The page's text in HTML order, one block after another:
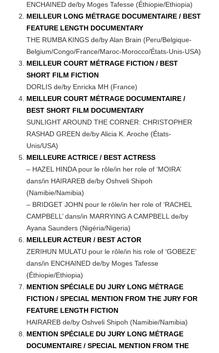
ENCHAINED de/by Moges Tafesse (Éthiopie/Ethiopia)
MEILLEUR LONG MÉTRAGE DOCUMENTAIRE / BEST
FEATURE LENGTH DOCUMENTARY
THE RUMBA KINGS de/by Alan Brain (Peru/Belgique-
Belgium/Congo/France/Maroc-Morocco/États-Unis-USA)
MEILLEUR COURT MÉTRAGE FICTION / BEST
SHORT FILM FICTION
DORLIS de/by Enricka MH (France)
MEILLEUR COURT MÉTRAGE DOCUMENTAIRE /
BEST SHORT FILM DOCUMENTARY
SUNLIGHT AROUND THE CORNER: CHRISTOPHER
RASHAD GREEN de/by Alicia K. Aroche (États-
Unis/USA)
MEILLEURE ACTRICE / BEST ACTRESS
– HAZEL HINDA pour le rôle/in her role of ‘MOIRA’
dans/in HAIRAREB de/by Oshveli Shipoh
(Namibie/Namibia)
– BRIDGET JOHN pour le rôle/in her role of ‘RACHEL
CAMPBELL’ dans/in MARRYING A CAMPBELL de/by
Ayana Saunders (Nigéria/Nigeria)
MEILLEUR ACTEUR / BEST ACTOR
ZERIHUN MULATU pour le rôle/in his role of ‘GOBEZE’
dans/in ENCHAINED de/by Moges Tafesse
(Éthiopie/Ethiopia)
MENTION SPÉCIALE DU JURY LONG MÉTRAGE
FICTION / SPECIAL MENTION FROM THE JURY FOR
FEATURE LENGTH FICTION
HAIRAREB de/by Oshveli Shipoh (Namibie/Namibia)
MENTION SPÉCIALE DU JURY LONG MÉTRAGE
DOCUMENTAIRE / SPECIAL MENTION FROM THE